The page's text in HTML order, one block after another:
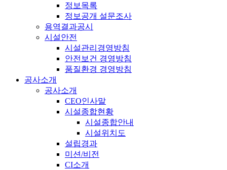
정보목록
정보공개 설문조사
용역결과공시
시설안전
시설관리경영방침
안전보건 경영방침
품질환경 경영방침
공사소개
공사소개
CEO인사말
시설종합현황
시설종합안내
시설위치도
설립경과
미션/비전
CI소개